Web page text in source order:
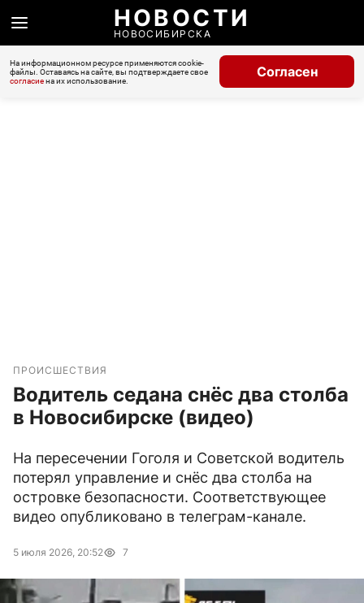
НОВОСТИ
НОВОСИБИРСКА
На информационном ресурсе применяются cookie-
файлы. Оставаясь на сайте, вы подтверждаете свое
согласиена их использование.
Согласен
ПРОИСШЕСТВИЯ
Водитель седана снёс два столба
в Новосибирске (видео)
На пересечении Гоголя и Советской водитель
потерял управление и снёс два столба на
островке безопасности. Соответствующее
видео опубликовано в телеграм-канале.
5 июля 2026, 20:52 7